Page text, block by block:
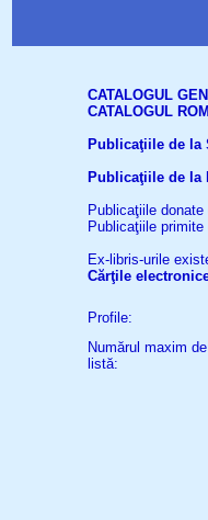
CATALOGUL
CATALOGUL
Publicaţiile de la
Publicaţiile de la
Publicaţiile
Publicaţiile
Ex-libris-urile
Cărţile
Profile:
Numărul maxim
listă: